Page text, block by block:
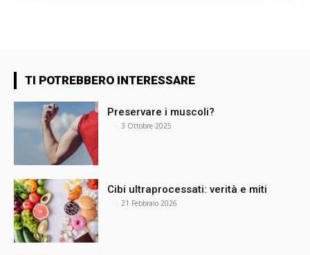
TI POTREBBERO INTERESSARE
Preservare i muscoli?
- 3 Ottobre 2025
Cibi ultraprocessati: verità e miti
- 21 Febbraio 2026